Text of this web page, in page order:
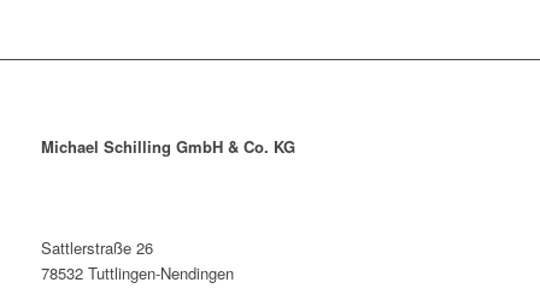
Michael Schilling GmbH & Co. KG
Sattlerstraße 26
78532 Tuttlingen-Nendingen